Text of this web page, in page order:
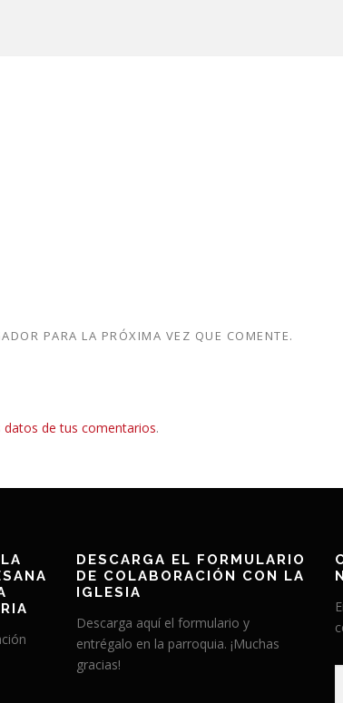
PARA LA PRÓXIMA VEZ QUE COMENTE.
de tus comentarios.
DESCARGA EL FORMULARIO
DE COLABORACIÓN CON LA
IGLESIA
Descarga aquí el formulario y
entrégalo en la parroquia. ¡Muchas
gracias!